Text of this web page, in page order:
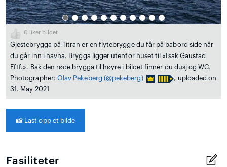
0 liker bildet
Gjestebrygga på Titran er en flytebrygge du får på babord side når
du går inn i havna. Brygga ligger utenfor huset til «Isak Gaustad
Eftf.». Bak den røde brygga til høyre i bildet finner du dusj og WC.
Photographer: Olav Pekeberg (@pekeberg)
, uploaded on
31. May 2021
📸 Last opp et bilde
Fasiliteter